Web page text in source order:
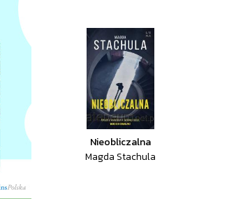
Nieobliczalna
Magda Stachula